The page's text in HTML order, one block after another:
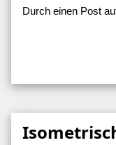
Durch einen Post